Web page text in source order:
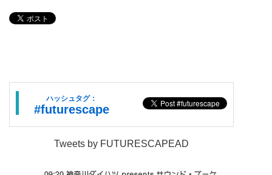
ハッシュタグ：
#futurescape
Tweets by FUTURESCAPEAD